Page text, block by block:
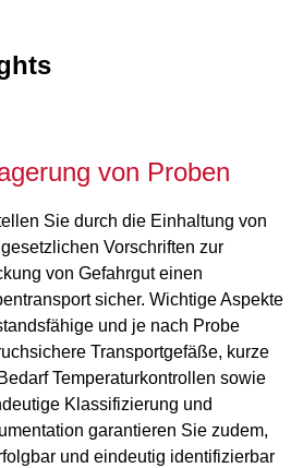
von Proben
Sie durch die Einhaltung von
Vorschriften zur
von Gefahrgut einen
sicher. Wichtige Aspekte
und je nach Probe
Transportgefäße, kurze
Temperaturkontrollen sowie
Klassifizierung und
garantieren Sie zudem,
und eindeutig identifizierbar